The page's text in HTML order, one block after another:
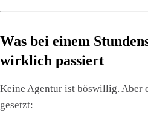
Was bei einem
wirklich passiert
Keine Agentur ist böswillig. Aber
gesetzt: